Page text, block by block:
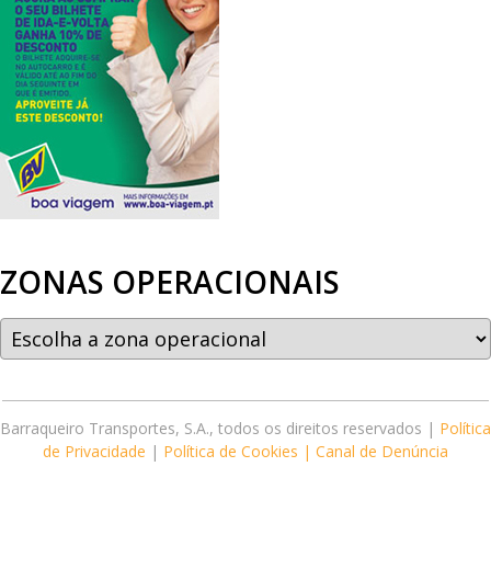
ZONAS OPERACIONAIS
Barraqueiro Transportes, S.A., todos os direitos reservados | Política
de Privacidade | Política de Cookies | Canal de Denúncia